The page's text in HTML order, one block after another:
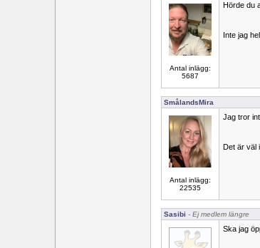
Antal inlägg:
5687
Hörde du
Inte jag
SmålandsMira
Antal inlägg:
22535
Jag tror
Det är väl
Sasibi - Ej medlem längre
Ska jag